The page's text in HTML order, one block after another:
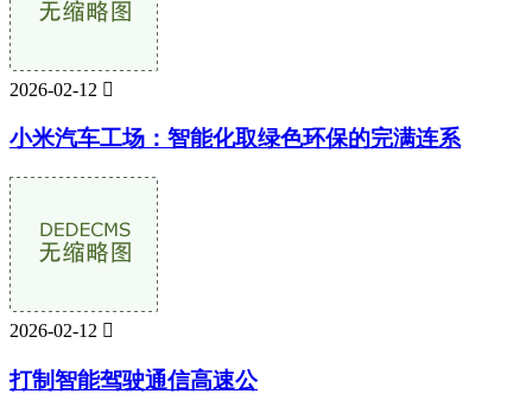
2026-02-12 
小米汽车工场：智能化取绿色环保的完满连系
2026-02-12 
打制智能驾驶通信高速公